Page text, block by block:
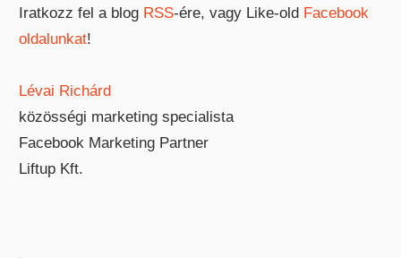
Iratkozz fel a blog RSS-ére, vagy Like-old Facebook
oldalunkat!
Lévai Richárd
közösségi marketing specialista
Facebook Marketing Partner
Liftup Kft.